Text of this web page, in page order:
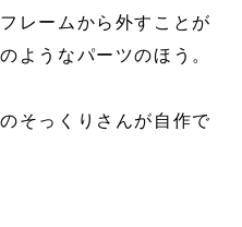
レームから外すことが
ようなパーツのほう。
そっくりさんが自作で